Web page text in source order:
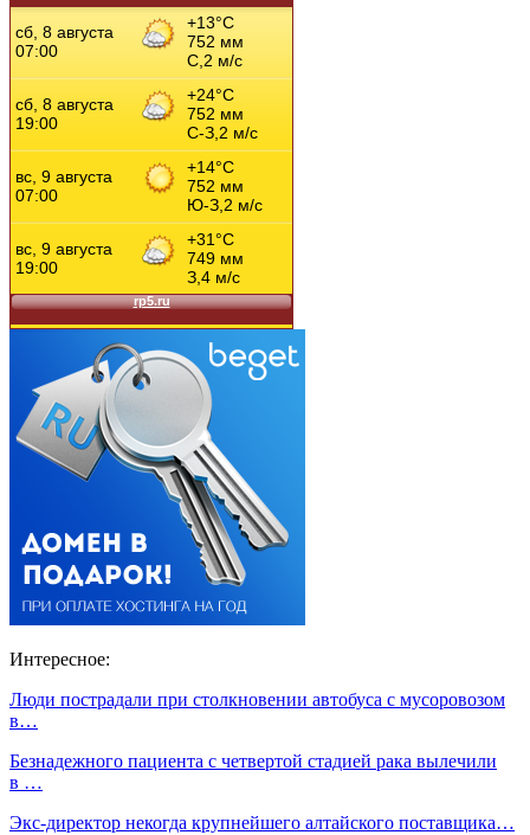
Интересное:
Люди пострадали при столкновении автобуса с мусоровозом
в…
Безнадежного пациента с четвертой стадией рака вылечили
в …
Экс-директор некогда крупнейшего алтайского поставщика…